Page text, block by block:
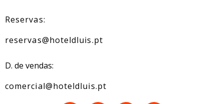
Reservas:
reservas@hoteldluis.pt
D. de vendas:
comercial@hoteldluis.pt